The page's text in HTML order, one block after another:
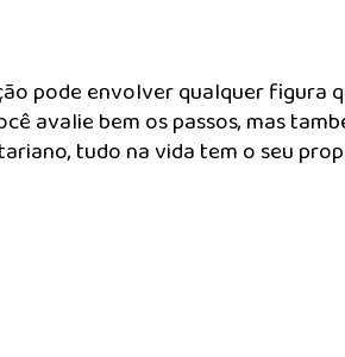
pode envolver qualquer figura
avalie bem os passos, mas
tudo na vida tem o seu